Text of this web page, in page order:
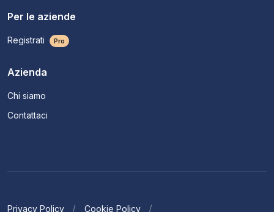
Per le aziende
Registrati Pro
Azienda
Chi siamo
Contattaci
Privacy Policy Cookie Policy